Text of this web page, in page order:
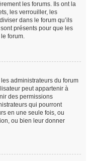
les forums. Ils ont la
les verrouiller, les
dans le forum qu’ils
présents pour que les
forum.
administrateurs du forum
peut appartenir à
des permissions
qui pourront
en une seule fois, ou
ou bien leur donner